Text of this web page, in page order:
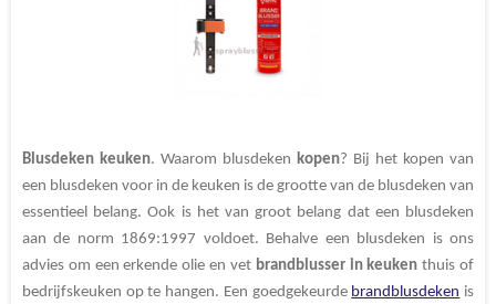
Blusdeken keuken. Waarom blusdeken kopen? Bij het kopen van
een blusdeken voor in de keuken is de grootte van de blusdeken van
essentieel belang. Ook is het van groot belang dat een blusdeken
aan de norm 1869:1997 voldoet. Behalve een blusdeken is ons
advies om een erkende olie en vet brandblusser in keukenthuis of
bedrijfskeuken op te hangen. Een goedgekeurde brandblusdeken is